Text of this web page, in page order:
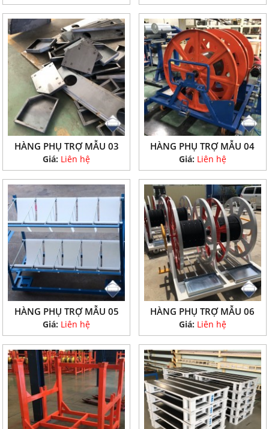
HÀNG PHỤ TRỢ MẪU 03
Giá: Liên hệ
HÀNG PHỤ TRỢ MẪU 04
Giá: Liên hệ
HÀNG PHỤ TRỢ MẪU 05
Giá: Liên hệ
HÀNG PHỤ TRỢ MẪU 06
Giá: Liên hệ